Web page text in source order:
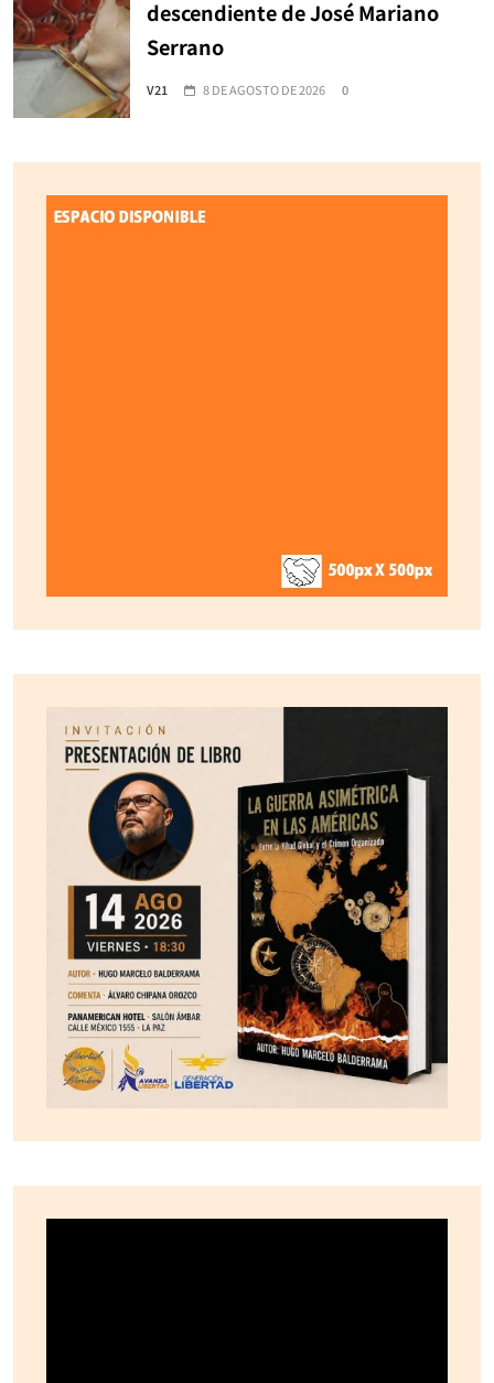
descendiente de José Mariano
Serrano
V21 8 DE AGOSTO DE 2026 0